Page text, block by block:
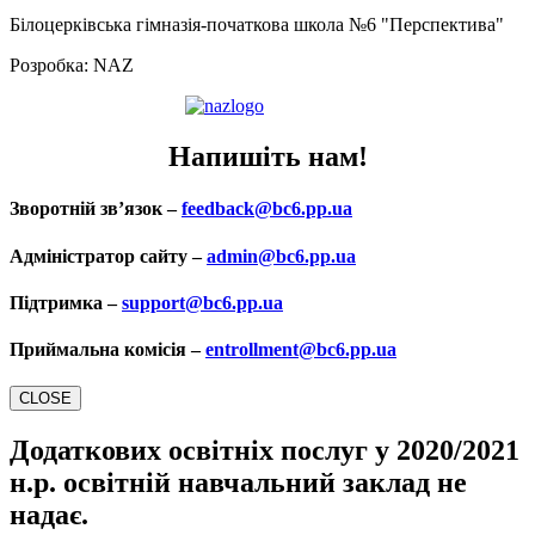
Білоцерківська гімназія-початкова школа №6 "Перспектива"
Розробка: NAZ
Напишіть нам!
Зворотній зв’язок –feedback@bc6.pp.ua
Адміністратор сайту –admin@bc6.pp.ua
Підтримка –support@bc6.pp.ua
Приймальна комісія –entrollment@bc6.pp.ua
CLOSE
Додаткових освітніх послуг у 2020/2021
н.р. освітній навчальний заклад не
надає.